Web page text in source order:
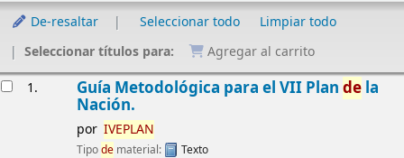
De-resaltar Seleccionar todo
Limpiar todo
Seleccionar títulos para:
Agregar al carrito
1. Guía Metodológica para el VII Plan dela
Nación.
por IVEPLAN
Tipodematerial:
Texto